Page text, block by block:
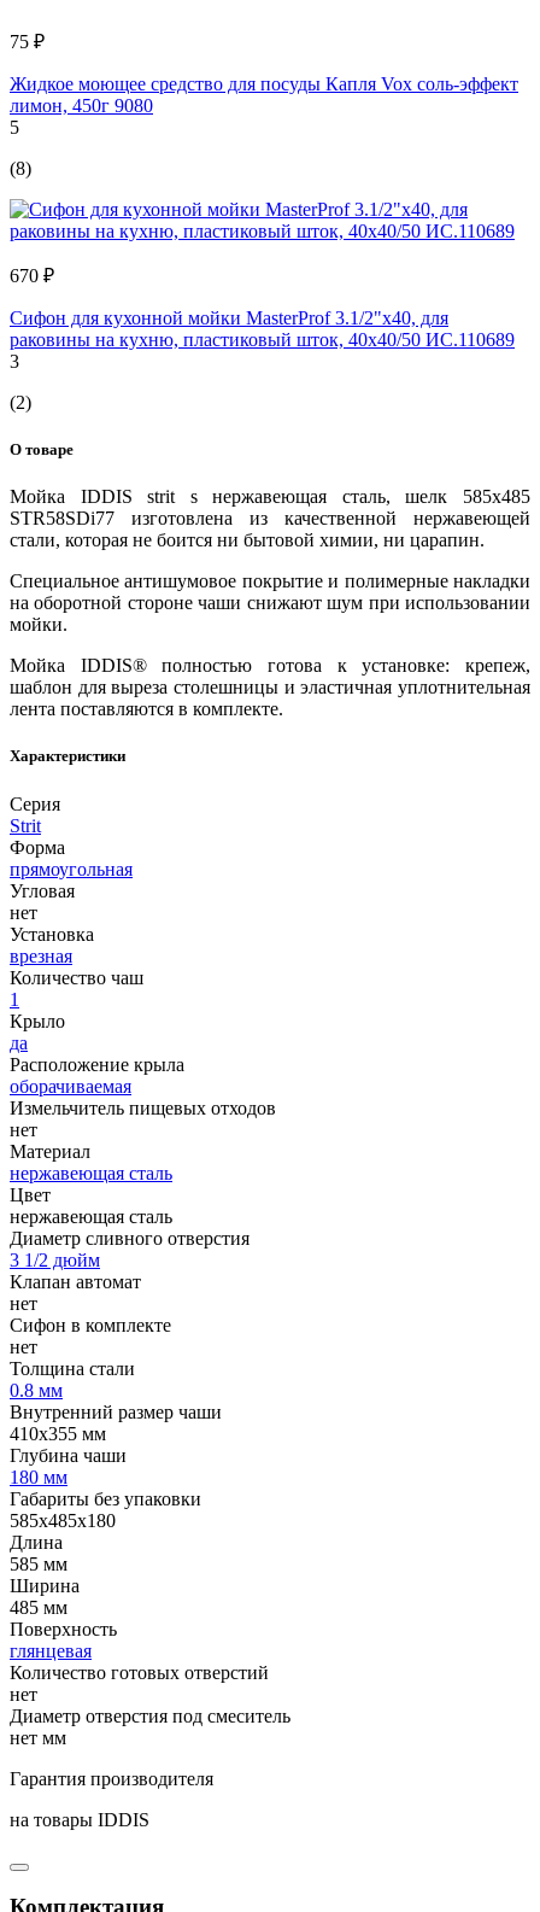
75 ₽
Жидкое моющее средство для посуды Капля Vox соль-эффект
лимон, 450г 9080
5
(8)
670 ₽
Сифон для кухонной мойки MasterProf 3.1/2"х40, для
раковины на кухню, пластиковый шток, 40х40/50 ИС.110689
3
(2)
О товаре
Мойка IDDIS strit s нержавеющая сталь, шелк 585x485
STR58SDi77 изготовлена из качественной нержавеющей
стали, которая не боится ни бытовой химии, ни царапин.
Специальное антишумовое покрытие и полимерные накладки
на оборотной стороне чаши снижают шум при использовании
мойки.
Мойка IDDIS® полностью готова к установке: крепеж,
шаблон для выреза столешницы и эластичная уплотнительная
лента поставляются в комплекте.
Характеристики
Серия
Strit
Форма
прямоугольная
Угловая
нет
Установка
врезная
Количество чаш
1
Крыло
да
Расположение крыла
оборачиваемая
Измельчитель пищевых отходов
нет
Материал
нержавеющая сталь
Цвет
нержавеющая сталь
Диаметр сливного отверстия
3 1/2 дюйм
Клапан автомат
нет
Сифон в комплекте
нет
Толщина стали
0.8 мм
Внутренний размер чаши
410x355 мм
Глубина чаши
180 мм
Габариты без упаковки
585x485x180
Длина
585 мм
Ширина
485 мм
Поверхность
глянцевая
Количество готовых отверстий
нет
Диаметр отверстия под смеситель
нет мм
Гарантия производителя
на товары IDDIS
Комплектация